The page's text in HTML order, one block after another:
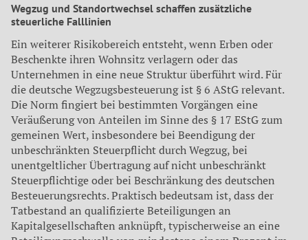
Wegzug und Standortwechsel schaffen zusätzliche
steuerliche Falllinien
Ein weiterer Risikobereich entsteht, wenn Erben oder
Beschenkte ihren Wohnsitz verlagern oder das
Unternehmen in eine neue Struktur überführt wird. Für
die deutsche Wegzugsbesteuerung ist § 6 AStG relevant.
Die Norm fingiert bei bestimmten Vorgängen eine
Veräußerung von Anteilen im Sinne des § 17 EStG zum
gemeinen Wert, insbesondere bei Beendigung der
unbeschränkten Steuerpflicht durch Wegzug, bei
unentgeltlicher Übertragung auf nicht unbeschränkt
Steuerpflichtige oder bei Beschränkung des deutschen
Besteuerungsrechts. Praktisch bedeutsam ist, dass der
Tatbestand an qualifizierte Beteiligungen an
Kapitalgesellschaften anknüpft, typischerweise an eine